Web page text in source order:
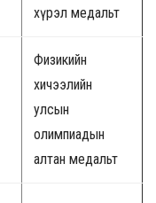
хүрэл медальт
Физикийн
хичээлийн
улсын
олимпиадын
алтан медальт